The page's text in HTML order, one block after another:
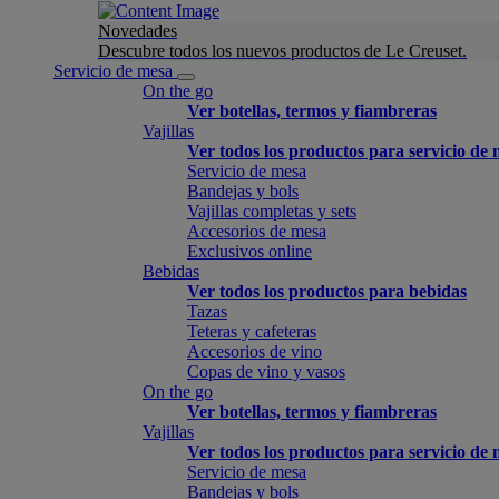
Novedades
Descubre todos los nuevos productos de Le Creuset.
Servicio de mesa
On the go
Ver botellas, termos y fiambreras
Vajillas
Ver todos los productos para servicio de
Servicio de mesa
Bandejas y bols
Vajillas completas y sets
Accesorios de mesa
Exclusivos online
Bebidas
Ver todos los productos para bebidas
Tazas
Teteras y cafeteras
Accesorios de vino
Copas de vino y vasos
On the go
Ver botellas, termos y fiambreras
Vajillas
Ver todos los productos para servicio de
Servicio de mesa
Bandejas y bols